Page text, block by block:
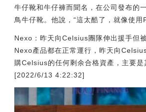
牛仔靴和牛仔褲而聞名，在公司發布的
鳥牛仔靴。他說，“這太酷了，就像使
Nexo：昨天向Celsius團隊伸出援手但
Nexo產品都在正常運行，昨天向
購Celsius的任何剩余合格資產，主要
[2022/6/13 4:22:32]